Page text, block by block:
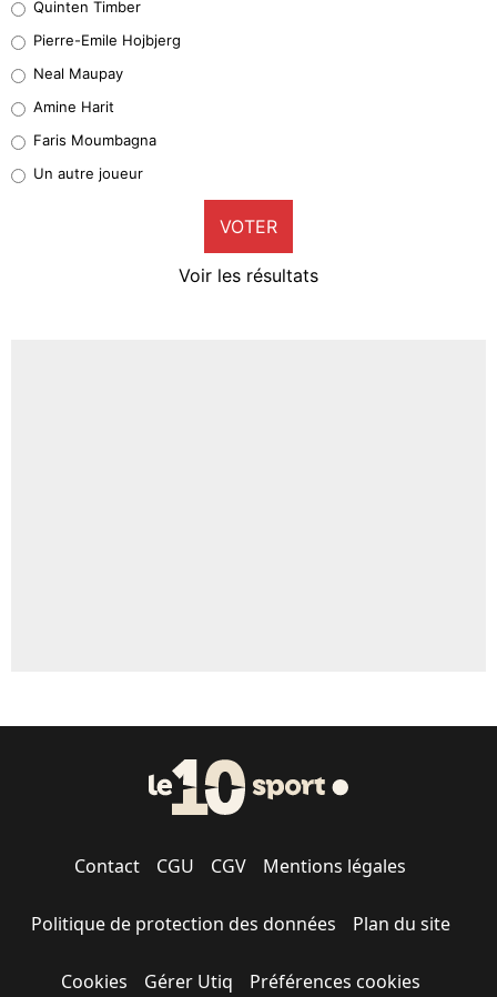
4%
1%
9%
Quinten Timber
Pierre-Emile Hojbjerg
Neal Maupay
Amine Harit
Faris Moumbagna
Un autre joueur
VOTER
Voir les résultats
Contact CGU CGV Mentions légales
Politique de protection des données Plan du site
Cookies Gérer Utiq Préférences cookies